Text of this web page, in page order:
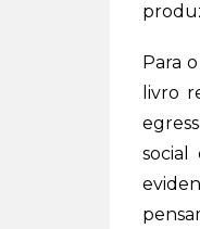
Para
livro
social